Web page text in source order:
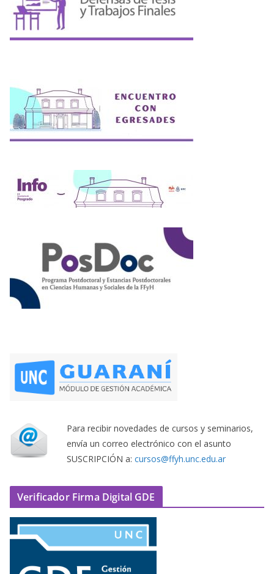
Para recibir novedades de cursos y seminarios,
envía un correo electrónico con el asunto
SUSCRIPCIÓN a: cursos@ffyh.unc.edu.ar
Verificador Firma Digital GDE